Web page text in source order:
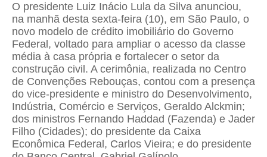
O presidente Luiz Inácio Lula da Silva anunciou,
na manhã desta sexta-feira (10), em São Paulo, o
novo modelo de crédito imobiliário do Governo
Federal, voltado para ampliar o acesso da classe
média à casa própria e fortalecer o setor da
construção civil. A cerimônia, realizada no Centro
de Convenções Rebouças, contou com a presença
do vice-presidente e ministro do Desenvolvimento,
Indústria, Comércio e Serviços, Geraldo Alckmin;
dos ministros Fernando Haddad (Fazenda) e Jader
Filho (Cidades); do presidente da Caixa
Econômica Federal, Carlos Vieira; e do presidente